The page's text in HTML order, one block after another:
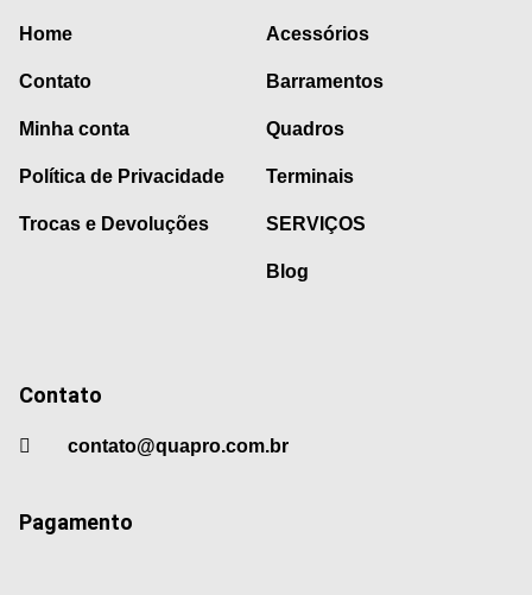
Home
Contato
Minha conta
Política de Privacidade
Trocas e Devoluções
Acessórios
Barramentos
Quadros
Terminais
SERVIÇOS
Blog
Contato
contato@quapro.com.br
Pagamento